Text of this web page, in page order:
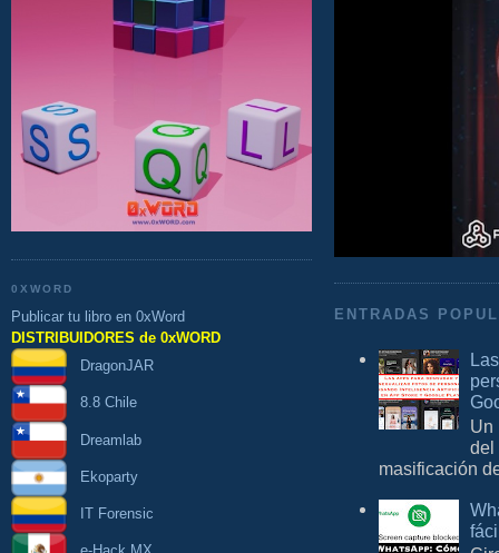
0XWORD
Publicar tu libro en 0xWord
DISTRIBUIDORES de 0xWORD
DragonJAR
8.8 Chile
Dreamlab
Ekoparty
IT Forensic
ENTRADAS
Un
del
masificación